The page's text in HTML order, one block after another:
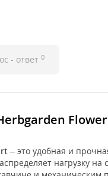
- ответ 0
– это удобная и
нагрузку на